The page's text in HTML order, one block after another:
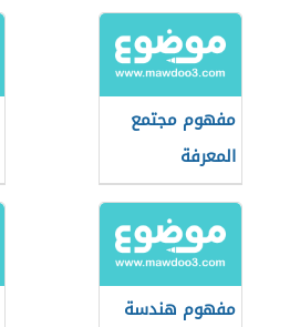
مفهوم مجتمع
المعرفة
مفهوم هندسة